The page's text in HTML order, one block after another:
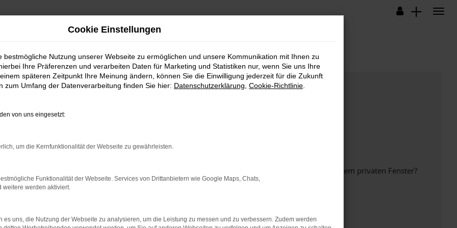
bestimmter Seiten verhindern. Funktioniert die Seite in einem anderen Browser oder in einem privaten Fenster?
beheben.
auf dem neuesten Stand sind.
kann auch dazu führen, dass bestimmte Funktionen nicht mehr unterstützt werden.
Cookie Einstellungen
bestmögliche Nutzung unserer Webseite zu ermöglichen und unsere Kommunikation mit Ihnen zu
Ihre Präferenzen und verarbeiten Daten für Marketing und Statistiken nur, wenn Sie uns Ihre
späteren Zeitpunkt Ihre Meinung ändern, können Sie die Einwilligung jederzeit für die Zukunft
zum Umfang der Datenverarbeitung finden Sie hier: Datenschutzerklärung Cookie-Richtlinie
von uns eingesetzt:
um die Kernfunktionalität der Webseite zu gewährleisten.
Funktionalität der Webseite. Services von Drittanbietern wie Google Maps, Chats,
weitere werden aktiviert.
es uns, die Nutzung der Webseite zu analysieren, um die Leistung zu messen und zu verbessern. Zudem werden